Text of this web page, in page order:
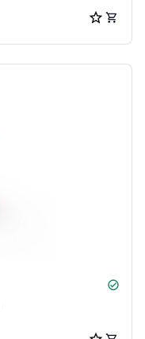
check_circle